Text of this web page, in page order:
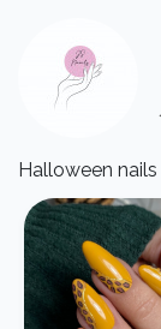
Halloween nails